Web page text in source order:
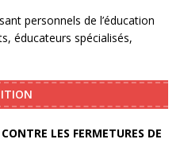
personnels de l’éducation
éducateurs spécialisés,
CONTRE LES FERMETURES DE